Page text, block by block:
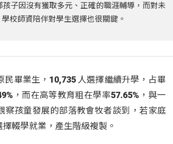
子因沒有獲取多元、正確的職涯輔導，而對未
校師資陪伴對學生選擇也很關鍵。
畢業生，10,735 人選擇繼續升學，占畢
，而在高等教育粗在學率57.65%，與一
察孩童發展的部落教會牧者談到，若家庭
輟學就業，產生階級複製。